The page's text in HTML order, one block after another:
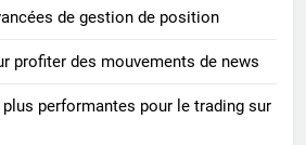
de gestion de position
profiter des mouvements de news
performantes pour le trading sur